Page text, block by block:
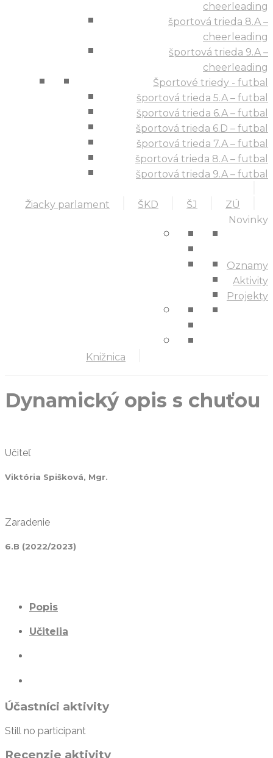
cheerleading
športová trieda 8.A –
cheerleading
športová trieda 9.A –
cheerleading
Športové triedy - futbal
športová trieda 5.A – futbal
športová trieda 6.A – futbal
športová trieda 6.D – futbal
športová trieda 7.A – futbal
športová trieda 8.A – futbal
športová trieda 9.A – futbal
Žiacky parlament ŠKD ŠJ ZÚ
Knižnica
Novinky
Oznamy
Aktivity
Projekty
Dynamický opis s chuťou
Učiteľ
Viktória Spišková, Mgr.
Zaradenie
6.B (2022/2023)
Popis
Učitelia
Účastníci aktivity
Still no participant
Recenzie aktivity